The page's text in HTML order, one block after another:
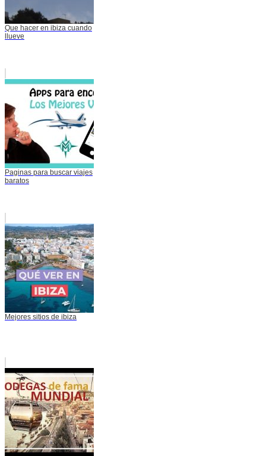
Que hacer en ibiza cuando
llueve
Paginas para buscar viajes
baratos
Mejores sitios de ibiza